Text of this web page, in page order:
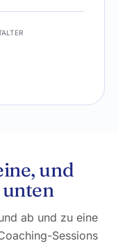
und
ab und zu eine
Sessions